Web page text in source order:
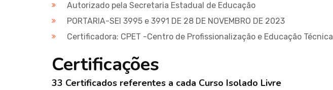
Autorizado pela Secretaria Estadual de Educação
PORTARIA-SEI 3995 e 3991 DE 28 DE NOVEMBRO DE 2023
Certificadora: CPET -Centro de Profissionalização e Educação Técnica
Certificações
33 Certificados referentes a cada Curso Isolado Livre